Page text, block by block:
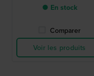
● En stock
Comparer
Voir les produits